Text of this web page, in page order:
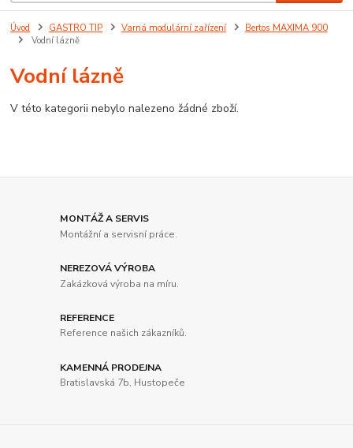
Úvod GASTRO TIP Varná modulární zařízení
Bertos MAXIMA 900
Vodní lázně
Vodní lázně
V této kategorii nebylo nalezeno žádné zboží.
MONTÁŽ A SERVIS
Montážní a servisní práce.
NEREZOVÁ VÝROBA
Zakázková výroba na míru.
REFERENCE
Reference našich zákazníků.
KAMENNÁ PRODEJNA
Bratislavská 7b, Hustopeče